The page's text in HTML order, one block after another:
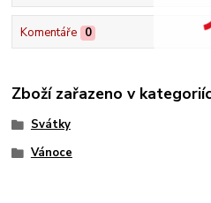
Komentáře 0
Zboží zařazeno v
Svátky
Vánoce